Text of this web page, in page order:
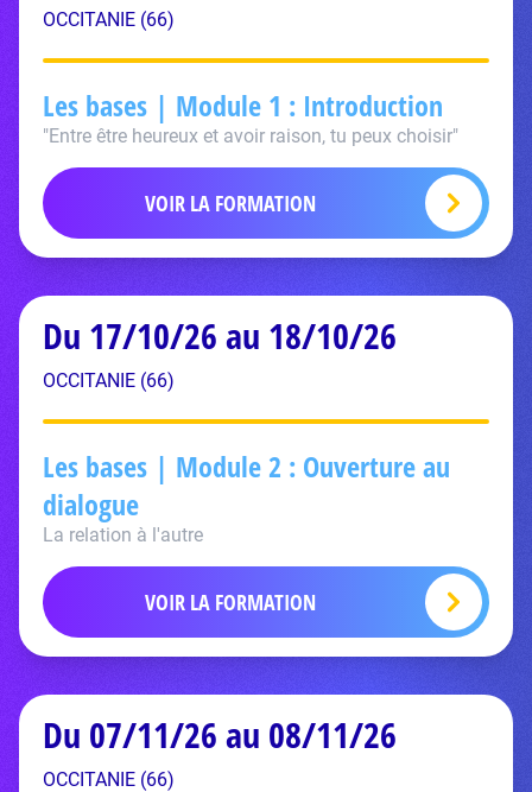
OCCITANIE (66)
Les bases | Module 1 : Introduction
"Entre être heureux et avoir raison, tu peux choisir"
VOIR LA FORMATION
Du 17/10/26 au 18/10/26
OCCITANIE (66)
Les bases | Module 2 : Ouverture au
dialogue
La relation à l'autre
VOIR LA FORMATION
Du 07/11/26 au 08/11/26
OCCITANIE (66)